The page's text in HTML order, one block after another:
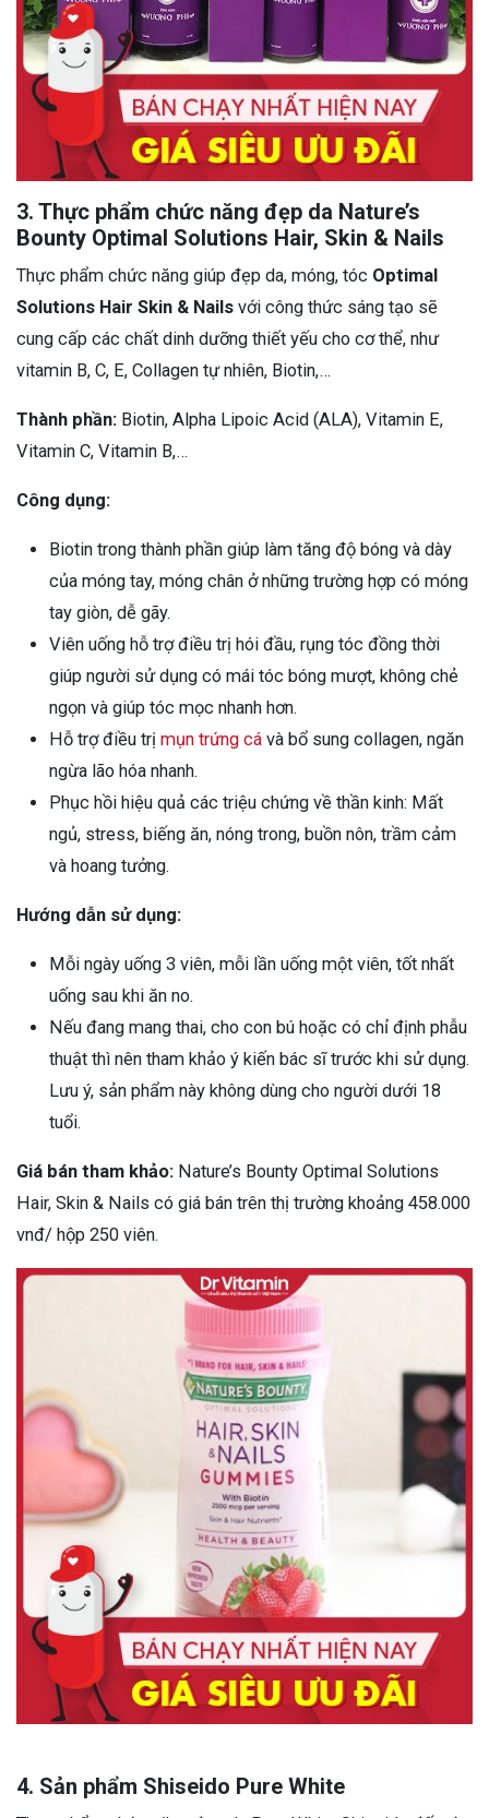
3. Thực phẩm chức năng đẹp da Nature’s
Bounty Optimal Solutions Hair, Skin & Nails
Thực phẩm chức năng giúp đẹp da, móng, tóc Optimal
Solutions Hair Skin & Nails với công thức sáng tạo sẽ
cung cấp các chất dinh dưỡng thiết yếu cho cơ thể, như
vitamin B, C, E, Collagen tự nhiên, Biotin,…
Thành phần: Biotin, Alpha Lipoic Acid (ALA), Vitamin E,
Vitamin C, Vitamin B,…
Công dụng:
Biotin trong thành phần giúp làm tăng độ bóng và dày
của móng tay, móng chân ở những trường hợp có móng
tay giòn, dễ gãy.
Viên uống hỗ trợ điều trị hói đầu, rụng tóc đồng thời
giúp người sử dụng có mái tóc bóng mượt, không chẻ
ngọn và giúp tóc mọc nhanh hơn.
Hỗ trợ điều trị mụn trứng cá và bổ sung collagen, ngăn
ngừa lão hóa nhanh.
Phục hồi hiệu quả các triệu chứng về thần kinh: Mất
ngủ, stress, biếng ăn, nóng trong, buồn nôn, trầm cảm
và hoang tưởng.
Hướng dẫn sử dụng:
Mỗi ngày uống 3 viên, mỗi lần uống một viên, tốt nhất
uống sau khi ăn no.
Nếu đang mang thai, cho con bú hoặc có chỉ định phẫu
thuật thì nên tham khảo ý kiến bác sĩ trước khi sử dụng.
Lưu ý, sản phẩm này không dùng cho người dưới 18
tuổi.
Giá bán tham khảo: Nature’s Bounty Optimal Solutions
Hair, Skin & Nails có giá bán trên thị trường khoảng 458.000
vnđ/ hộp 250 viên.
4. Sản phẩm Shiseido Pure White